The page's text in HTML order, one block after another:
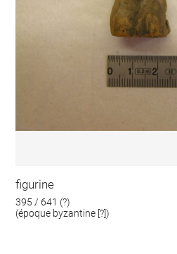
figurine
395 / 641 (?)
(époque byzantine [?])